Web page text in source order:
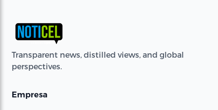
Transparent news, distilled views, and global
perspectives.
Empresa